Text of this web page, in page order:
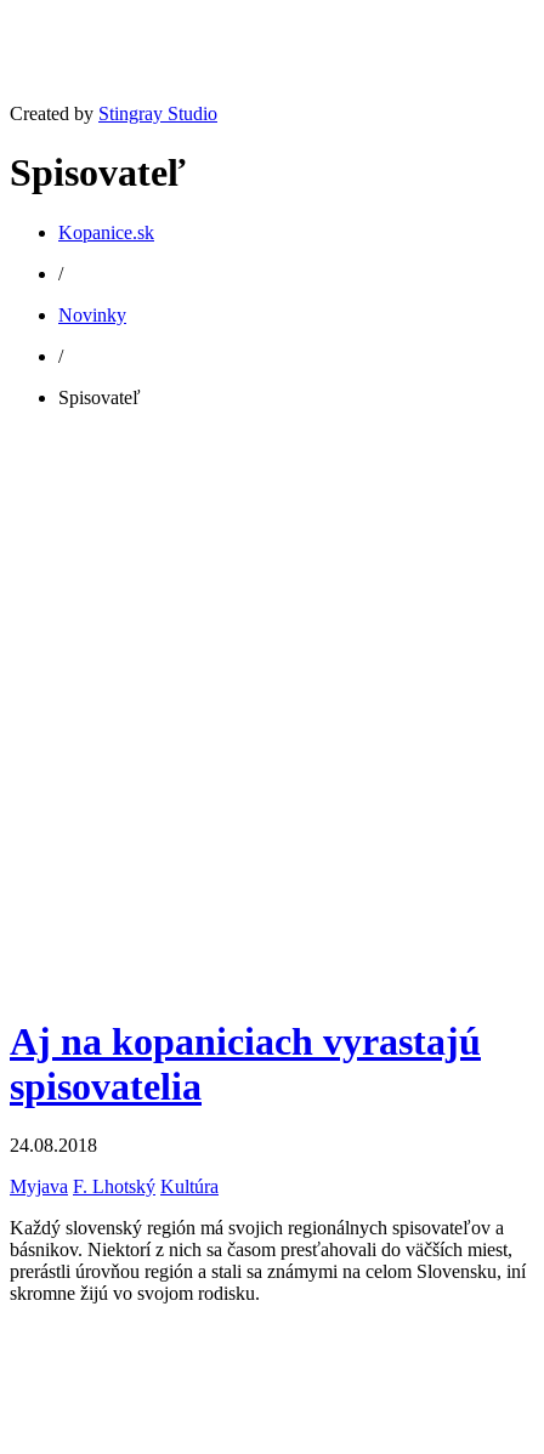
Created by Stingray Studio
Spisovateľ
Kopanice.sk
/
Novinky
/
Spisovateľ
Aj na kopaniciach vyrastajú
spisovatelia
24.08.2018
Myjava F. Lhotský Kultúra
Každý slovenský región má svojich regionálnych spisovateľov a
básnikov. Niektorí z nich sa časom presťahovali do väčších miest,
prerástli úrovňou región a stali sa známymi na celom Slovensku, iní
skromne žijú vo svojom rodisku.